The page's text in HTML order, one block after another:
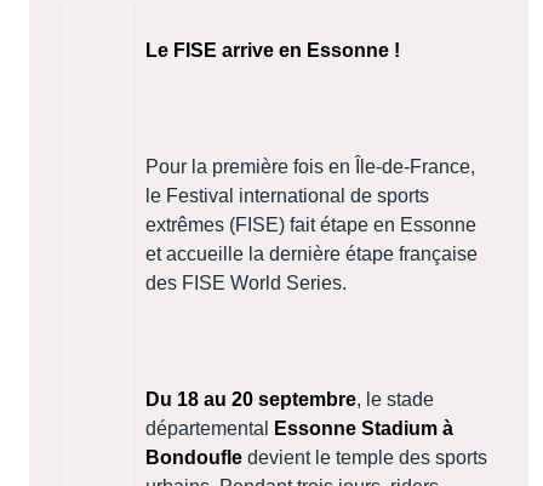
Le FISE arrive en Essonne !
Pour la première fois en Île-de-France,
le Festival international de sports
extrêmes (FISE) fait étape en Essonne
et accueille la dernière étape française
des FISE World Series.
Du 18 au 20 septembre, le stade
départemental
Essonne Stadium à
Bondoufle devient le temple des sports